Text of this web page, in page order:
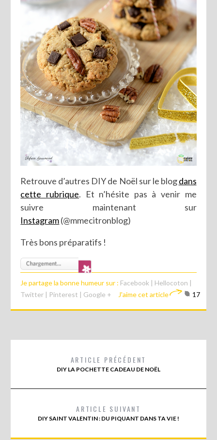
Retrouve d’autres DIY de Noël sur le blogdans
cette rubrique. Et n’hésite pas à venir me
suivre maintenant sur
Instagram(@mmecitronblog)
Très bons préparatifs !
Je partage la bonne humeur sur : Facebook | Hellocoton |
Twitter | Pinterest | Google + J'aime cet article 17
ARTICLE PRÉCÉDENT
DIY LA POCHETTE CADEAU DE NOËL
ARTICLE SUIVANT
DIY SAINT VALENTIN : DU PIQUANT DANS TA VIE !